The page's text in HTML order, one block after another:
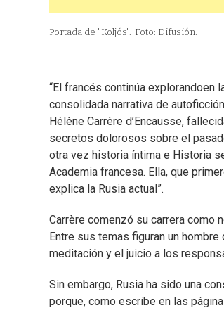
Portada de "Koljós". Foto: Difusión.
“El francés continúa
consolidada narrativa de
Hélène Carrère d’Encausse,
secretos dolorosos sobre el
otra vez historia íntima e Historia
Academia francesa. Ella, que
explica la Rusia actual”.
Carrère comenzó su carrera como
Entre sus temas figuran un
meditación y el juicio a los
Sin embargo, Rusia ha sido una
porque, como escribe en las